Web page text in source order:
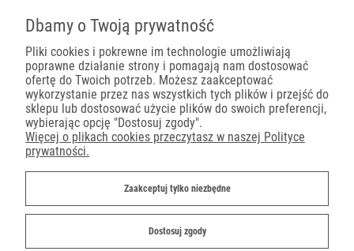
Płatności
Dostawa
Dbamy o Twoją prywatność
Pliki cookies i pokrewne im technologie umożliwiają
poprawne działanie strony i pomagają nam dostosować
ofertę do Twoich potrzeb. Możesz zaakceptować
wykorzystanie przez nas wszystkich tych plików i przejść do
sklepu lub dostosować użycie plików do swoich preferencji,
wybierając opcję "Dostosuj zgody".
Więcej o plikach cookies przeczytasz w naszej Polityce
prywatności.
Zaakceptuj tylko niezbędne
Dostosuj zgody